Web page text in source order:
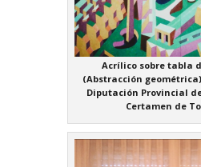
Acrílico sobre tabla
(Abstracción
Diputación Provincial
Certamen de